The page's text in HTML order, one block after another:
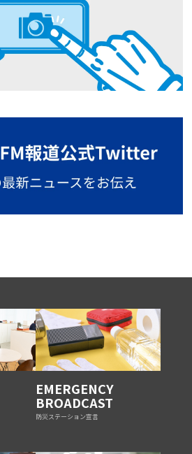
EMERGENCY
BROADCAST
防災ステーション宣言